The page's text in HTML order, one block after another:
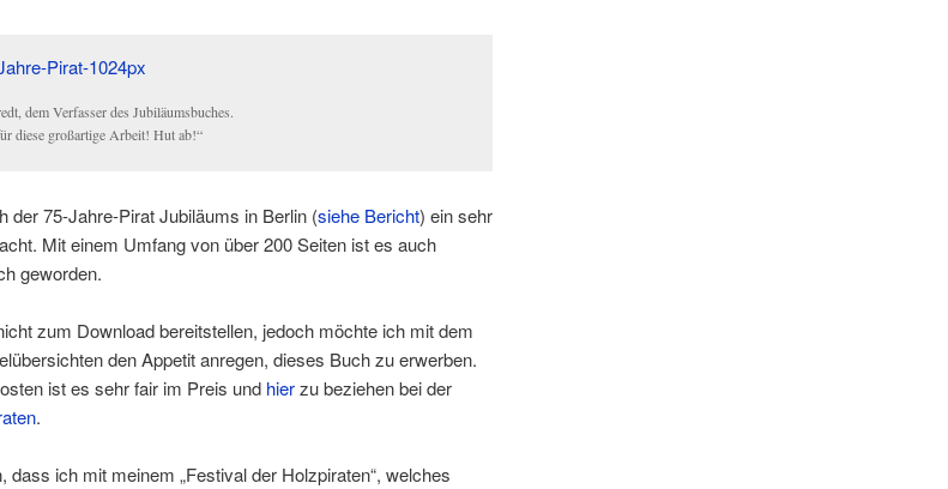
dem Verfasser des Jubiläumsbuches.
diese großartige Arbeit! Hut ab!“
der 75-Jahre-Pirat Jubiläums in Berlin (siehe Bericht) ein sehr
Mit einem Umfang von über 200 Seiten ist es auch
geworden.
zum Download bereitstellen, jedoch möchte ich mit dem
den Appetit anregen, dieses Buch zu erwerben.
ist es sehr fair im Preis und hierzu beziehen bei der
.
dass ich mit meinem „Festival der Holzpiraten“, welches